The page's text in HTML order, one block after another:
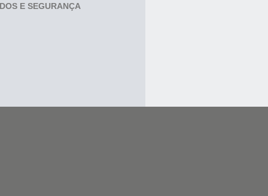
E SEGURANÇA